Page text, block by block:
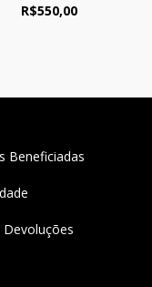
R$550,00
Beneficiadas
Devoluções